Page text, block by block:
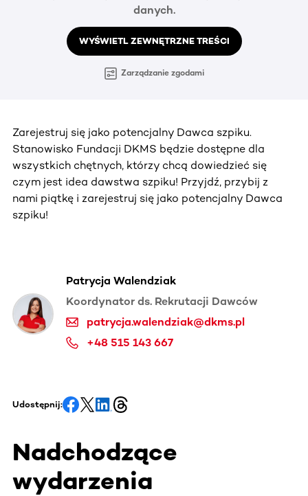
danych.
WYŚWIETL ZEWNĘTRZNE TREŚCI
Zarządzanie zgodami
Zarejestruj się jako potencjalny Dawca szpiku.
Stanowisko Fundacji DKMS będzie dostępne dla
wszystkich chętnych, którzy chcą dowiedzieć się
czym jest idea dawstwa szpiku! Przyjdź, przybij z
nami piątkę i zarejestruj się jako potencjalny Dawca
szpiku!
Patrycja Walendziak
Koordynator ds. Rekrutacji Dawców
patrycja.walendziak@dkms.pl
+48 515 143 667
Udostępnij:
Nadchodzące
wydarzenia